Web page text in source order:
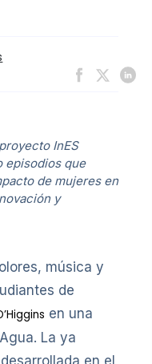
InES
episodios que
de mujeres en
y
música y
de
en una
La ya